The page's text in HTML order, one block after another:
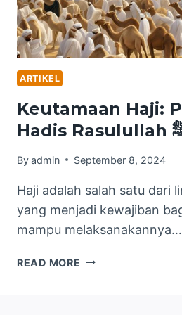
ARTIKEL
Keutamaan Haji:
Byadmin September 8, 2024
Haji adalah salah satu dari
yang menjadi kewajiban
mampu
READ MORE KEUTAMAAN
PELAJARAN